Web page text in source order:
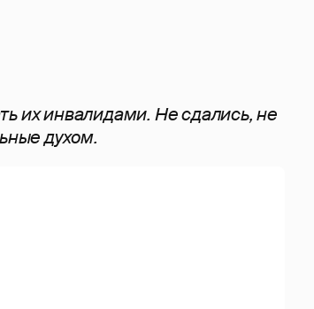
их инвалидами. Не сдались, не
духом.